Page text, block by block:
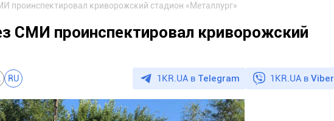
проинспектировал криворожский стадион «Металлург»
СМИ проинспектировал криворожский
RU 1KR.UA в Telegram 1KR.UA в Viber